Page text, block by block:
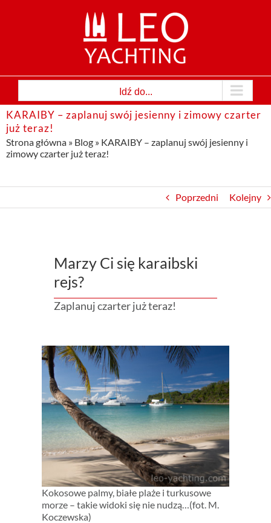
Idź do...
KARAIBY – zaplanuj swój jesienny i zimowy czarter
już teraz!
Strona główna » Blog » KARAIBY – zaplanuj swój jesienny i
zimowy czarter już teraz!
Poprzedni Kolejny
Marzy Ci się karaibski
rejs?
Zaplanuj czarter już teraz!
Kokosowe palmy, białe plaże i turkusowe
morze – takie widoki się nie nudzą…(fot. M.
Koczewska)